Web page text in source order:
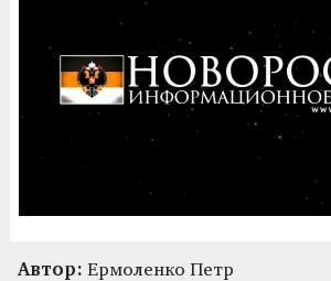
Автор: Ермоленко Петр